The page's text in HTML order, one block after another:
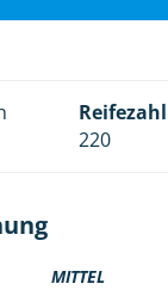
220
MITTEL